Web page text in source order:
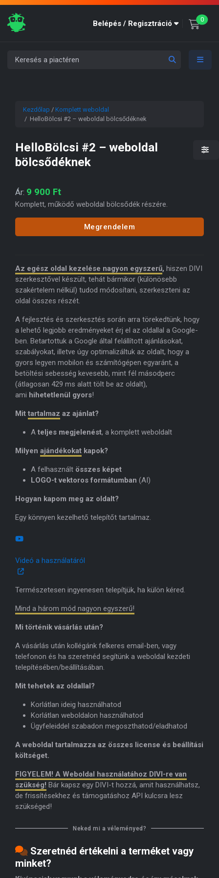
Belépés / Regisztráció 0
Kezdőlap / Komplett weboldal
/ HelloBölcsi #2 – weboldal bölcsődéknek
HelloBölcsi #2 – weboldal
bölcsődéknek
Ár: 9 900 Ft
Komplett, működő weboldal bölcsődék részére.
Megrendelem
Az egész oldal kezelése nagyon egyszerű, hiszen DIVI
szerkesztővel készült, tehát bármikor (különösebb
szakértelem nélkül) tudod módosítani, szerkeszteni az
oldal összes részét.
A fejlesztés és szerkesztés során arra törekedtünk, hogy
a lehető legjobb eredményeket érj el az oldallal a Google-
ben. Betartottuk a Google által felállított ajánlásokat,
szabályokat, illetve úgy optimalizáltuk az oldalt, hogy a
gyors legyen mobilon és számítógépen egyaránt, a
betöltési sebesség kevesebb, mint fél másodperc
(átlagosan 429 ms alatt tölt be az oldalt),
ami hihetetlenül gyors!
Mit tartalmaz az ajánlat?
A teljes megjelenést, a komplett weboldalt
Milyen ajándékokat kapok?
A felhasznált összes képet
LOGO-t vektoros formátumban (AI)
Hogyan kapom meg az oldalt?
Egy könnyen kezelhető telepítőt tartalmaz.
Videó a használatáról
Természetesen ingyenesen telepítjük, ha külön kéred.
Mind a három mód nagyon egyszerű!
Mi történik vásárlás után?
A vásárlás után kollégánk felkeres email-ben, vagy
telefonon és ha szeretnéd segítünk a weboldal kezdeti
telepítésében/beállításában.
Mit tehetek az oldallal?
Korlátlan ideig használhatod
Korlátlan weboldalon használhatod
Ügyfeleiddel szabadon megoszthatod/eladhatod
A weboldal tartalmazza az összes license és beállítási
költséget.
FIGYELEM! A Weboldal használatához DIVI-re van
szükség! Bár kapsz egy DIVI-t hozzá, amit használhatsz,
de frissítésekhez és támogatáshoz API kulcsra lesz
szükséged!
Neked mi a véleményed?
Szeretnéd értékelni a terméket vagy
minket?